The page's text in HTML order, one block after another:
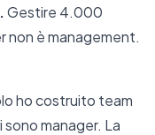
Gestire 4.000
non è management.
ho costruito team
manager. La